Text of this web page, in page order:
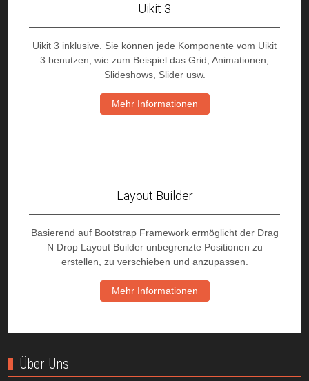
Uikit 3
Uikit 3 inklusive. Sie können jede Komponente vom Uikit
3 benutzen, wie zum Beispiel das Grid, Animationen,
Slideshows, Slider usw.
Mehr Informationen
Layout Builder
Basierend auf Bootstrap Framework ermöglicht der Drag
N Drop Layout Builder unbegrenzte Positionen zu
erstellen, zu verschieben und anzupassen.
Mehr Informationen
Über Uns